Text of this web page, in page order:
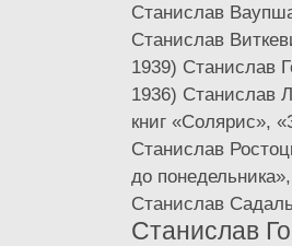
Станислав
Станислав
1939) Станислав
1936) Станислав
книг «Солярис»,
Станислав
до
Станислав
Станислав